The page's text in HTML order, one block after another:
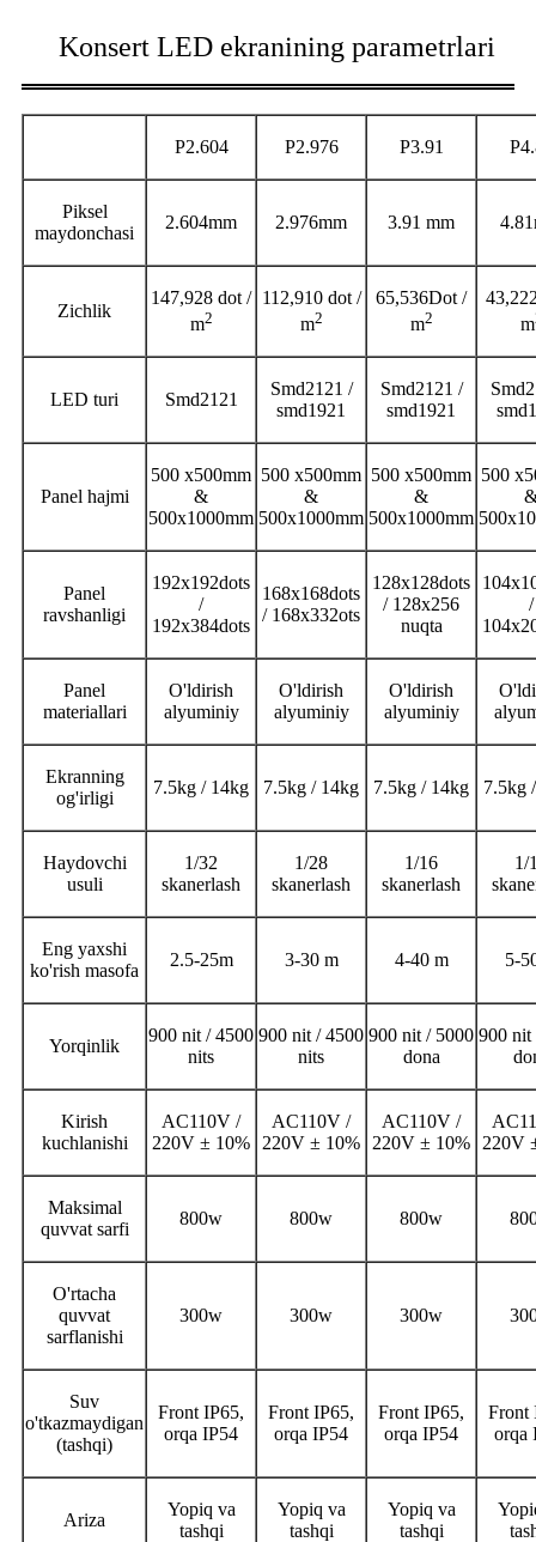
Konsert LED ekranining parametrlari
P2.604 P2.976 P3.91
Piksel
maydonchasi
2.604mm 2.976mm 3.91 mm
Zichlik
147,928 dot /
m2
112,910 dot /
m2
65,536Dot /
m2
m
LED turi Smd2121
Smd2121 /
smd1921
Smd2121 /
smd1921
Panel hajmi
500 x500mm
&
500x1000mm
500 x500mm
&
500x1000mm
500 x500mm
&
500x1000mm
500
Panel
ravshanligi
192x192dots
/
192x384dots
168x168dots
/ 168x332ots
128x128dots
/ 128x256
nuqta
/
Panel
materiallari
O'ldirish
alyuminiy
O'ldirish
alyuminiy
O'ldirish
alyuminiy
Ekranning
og'irligi
7.5kg / 14kg 7.5kg / 14kg 7.5kg / 14kg 7.5kg
Haydovchi
usuli
1/32
skanerlash
1/28
skanerlash
1/16
skanerlash
1/
Eng yaxshi
ko'rish masofa
2.5-25m 3-30 m 4-40 m 5-
Yorqinlik
900 nit / 4500
nits
900 nit / 4500
nits
900 nit / 5000
dona
900 nit
Kirish
kuchlanishi
AC110V /
220V ± 10%
AC110V /
220V ± 10%
AC110V /
220V ± 10%
220V
Maksimal
quvvat sarfi
800w 800w 800w
O'rtacha
quvvat
sarflanishi
300w 300w 300w
Suv
o'tkazmaydigan
(tashqi)
Front IP65,
orqa IP54
Front IP65,
orqa IP54
Front IP65,
orqa IP54
Front
orqa
Ariza
Yopiq va
tashqi
Yopiq va
tashqi
Yopiq va
tashqi